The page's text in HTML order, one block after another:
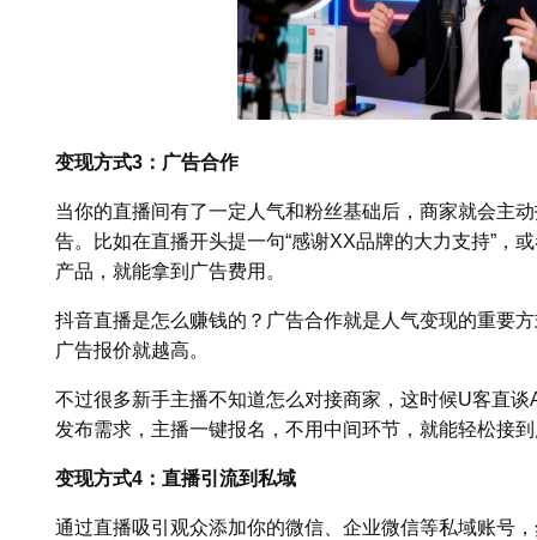
变现方式3：广告合作
当你的直播间有了一定人气和粉丝基础后，商家就会主
告。比如在直播开头提一句“感谢XX品牌的大力支持”，
产品，就能拿到广告费用。
抖音直播是怎么赚钱的？广告合作就是人气变现的重要
广告报价就越高。
不过很多新手主播不知道怎么对接商家，这时候U客直
发布需求，主播一键报名，不用中间环节，就能轻松接
变现方式4：直播引流到私域
通过直播吸引观众添加你的微信、企业微信等私域账号